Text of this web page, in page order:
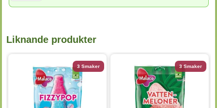
Liknande produkter
3 Smaker 3 Smaker